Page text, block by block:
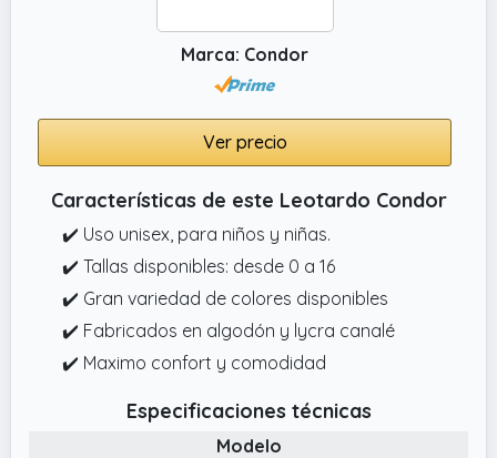
Marca: Condor
Ver precio
Características de este Leotardo Condor
✔️ Uso unisex, para niños y niñas.
✔️ Tallas disponibles: desde 0 a 16
✔️ Gran variedad de colores disponibles
✔️ Fabricados en algodón y lycra canalé
✔️ Maximo confort y comodidad
Especificaciones técnicas
Modelo